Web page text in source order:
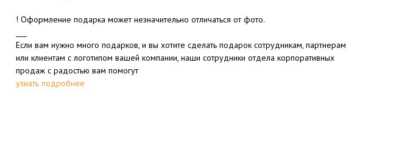
! Оформление подарка может незначительно отличаться от фото.
Если вам нужно много подарков, и вы хотите сделать подарок сотрудникам, партнерам
или клиентам с логотипом вашей компании, наши сотрудники отдела корпоративных
продаж с радостью вам помогут
узнать подробнее